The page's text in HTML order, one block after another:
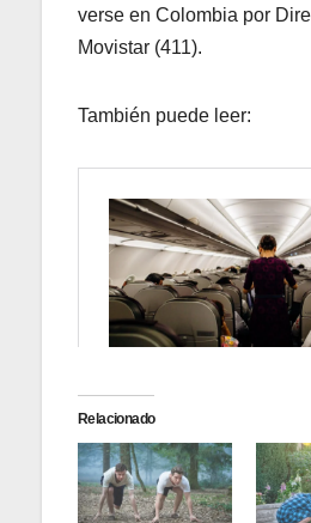
verse en Colombia por
Movistar (411).
También puede leer:
Relacionado